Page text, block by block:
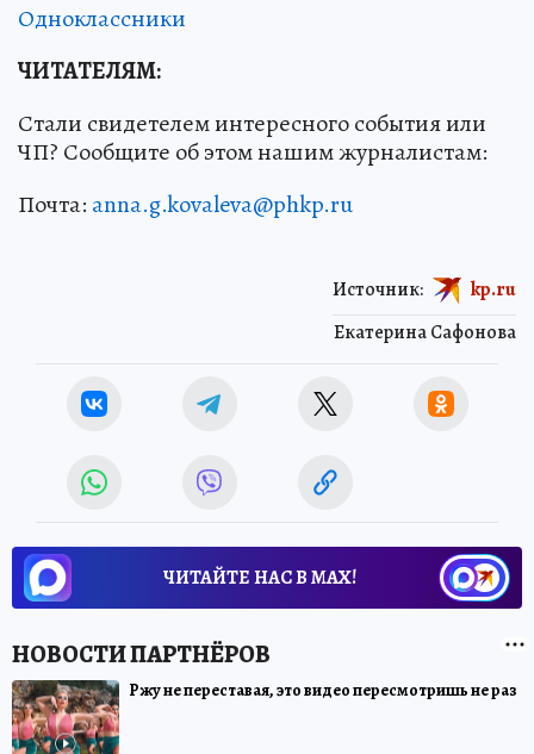
Одноклассники
ЧИТАТЕЛЯМ:
Стали свидетелем интересного события или
ЧП? Сообщите об этом нашим журналистам:
Почта: anna.g.kovaleva@phkp.ru
Екатерина Сафонова
Источник: kp.ru
ЧИТАЙТЕ НАС В МАХ!
Ржу не переставая, это видео пересмотришь не раз